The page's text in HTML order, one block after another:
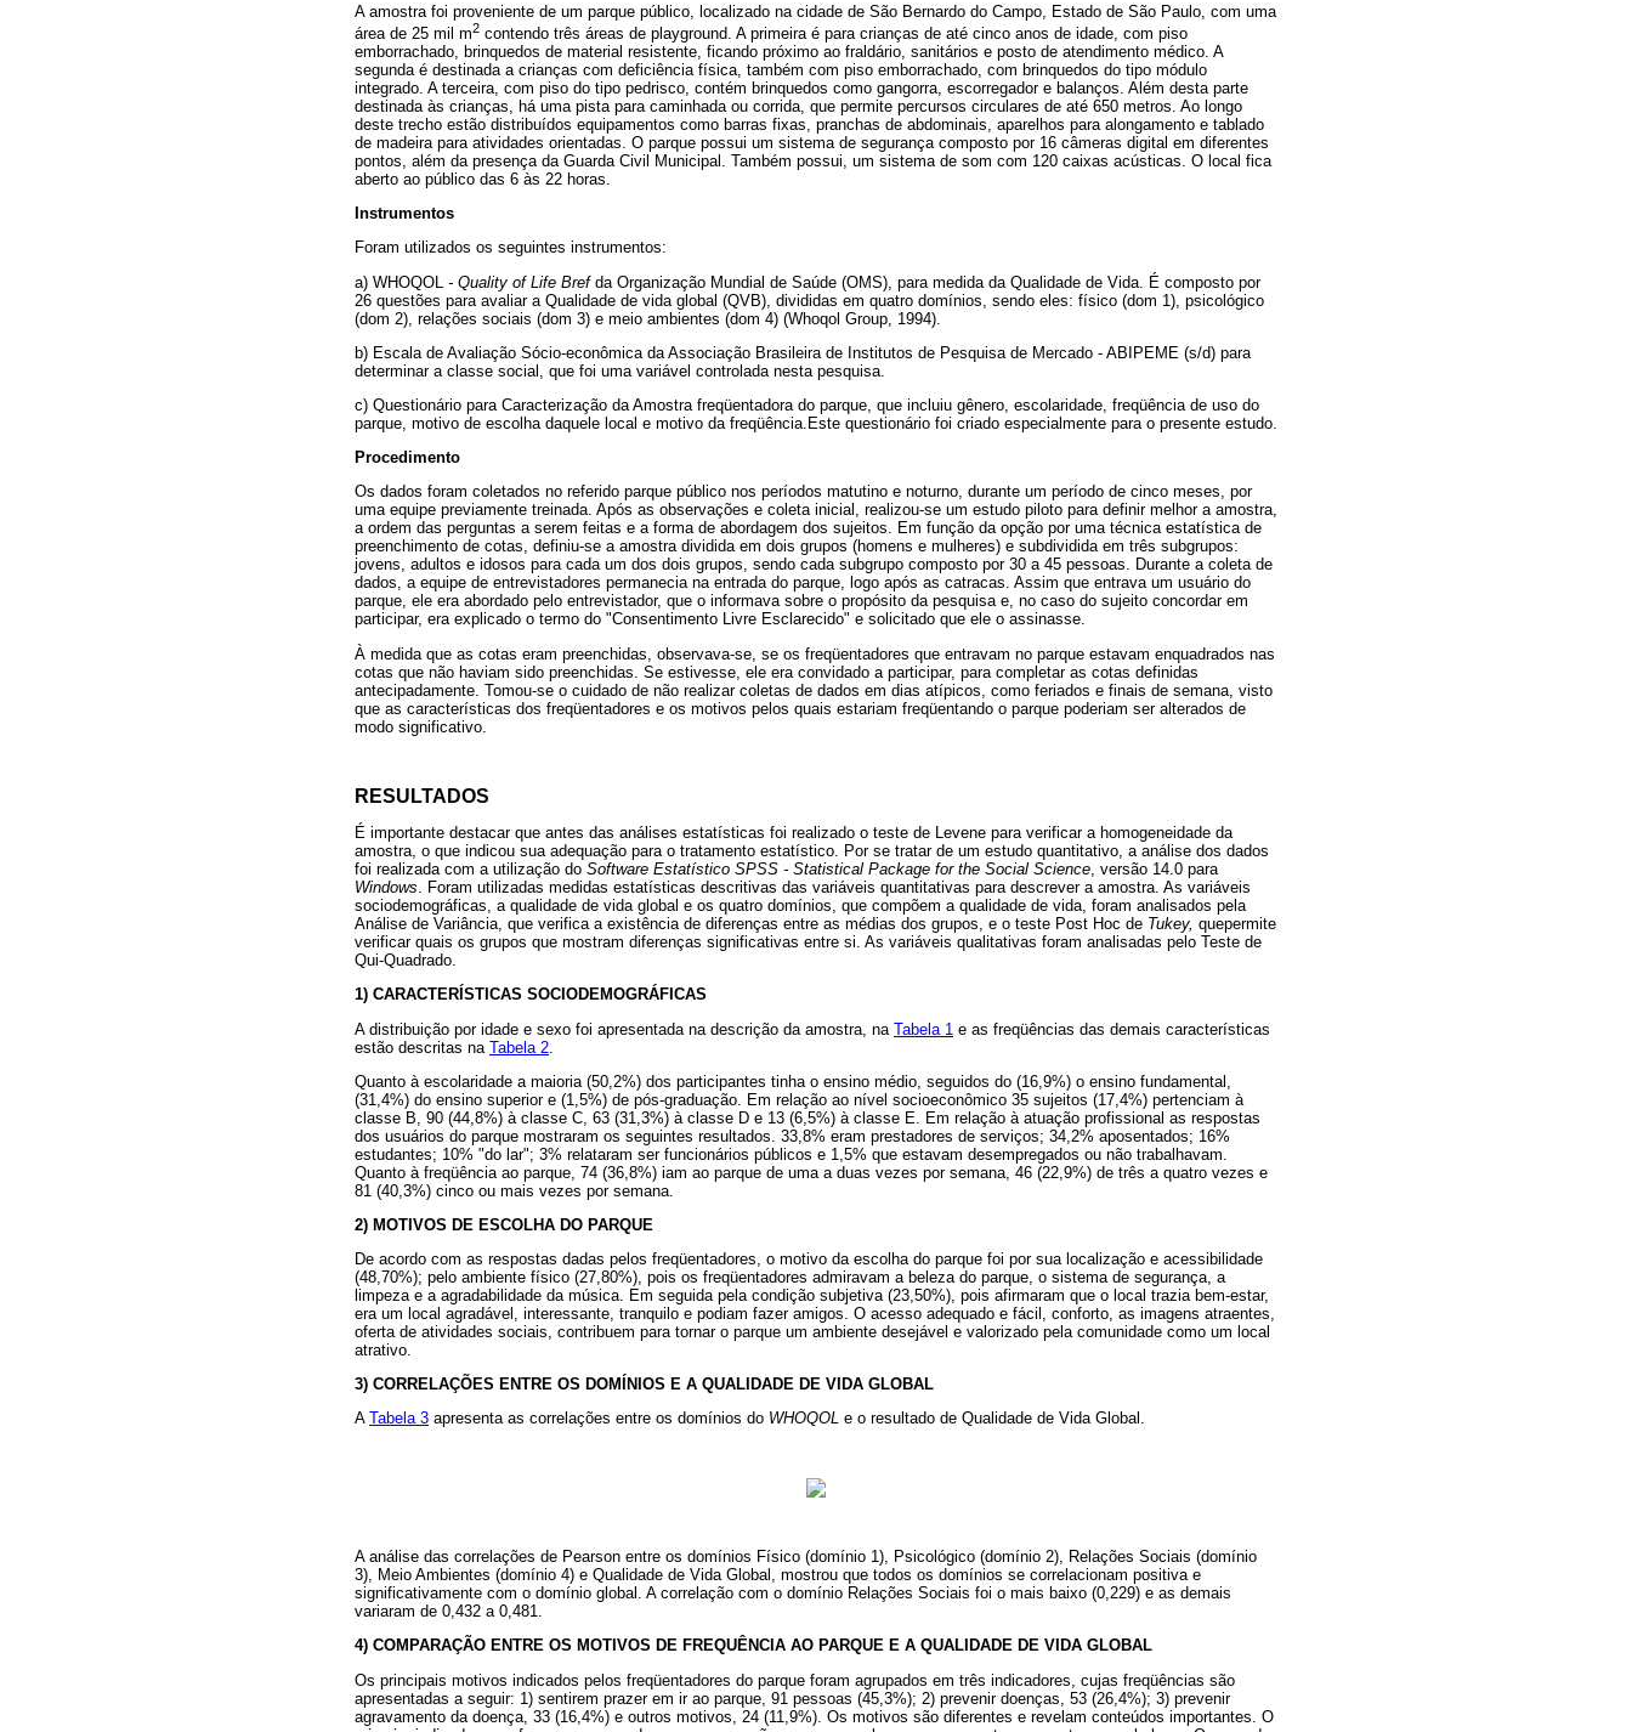
A amostra foi proveniente de um parque público, localizado na cidade de São Bernardo do Campo, Estado de São Paulo, com uma
área de 25 mil m2 contendo três áreas de playground. A primeira é para crianças de até cinco anos de idade, com piso
emborrachado, brinquedos de material resistente, ficando próximo ao fraldário, sanitários e posto de atendimento médico. A
segunda é destinada a crianças com deficiência física, também com piso emborrachado, com brinquedos do tipo módulo
integrado. A terceira, com piso do tipo pedrisco, contém brinquedos como gangorra, escorregador e balanços. Além desta parte
destinada às crianças, há uma pista para caminhada ou corrida, que permite percursos circulares de até 650 metros. Ao longo
deste trecho estão distribuídos equipamentos como barras fixas, pranchas de abdominais, aparelhos para alongamento e tablado
de madeira para atividades orientadas. O parque possui um sistema de segurança composto por 16 câmeras digital em diferentes
pontos, além da presença da Guarda Civil Municipal. Também possui, um sistema de som com 120 caixas acústicas. O local fica
aberto ao público das 6 às 22 horas.
Instrumentos
Foram utilizados os seguintes instrumentos:
a) WHOQOL - Quality of Life Brefda Organização Mundial de Saúde (OMS), para medida da Qualidade de Vida. É composto por
26 questões para avaliar a Qualidade de vida global (QVB), divididas em quatro domínios, sendo eles: físico (dom 1), psicológico
(dom 2), relações sociais (dom 3) e meio ambientes (dom 4) (Whoqol Group, 1994).
b) Escala de Avaliação Sócio-econômica da Associação Brasileira de Institutos de Pesquisa de Mercado - ABIPEME (s/d) para
determinar a classe social, que foi uma variável controlada nesta pesquisa.
c) Questionário para Caracterização da Amostra freqüentadora do parque, que incluiu gênero, escolaridade, freqüência de uso do
parque, motivo de escolha daquele local e motivo da freqüência.Este questionário foi criado especialmente para o presente estudo.
Procedimento
Os dados foram coletados no referido parque público nos períodos matutino e noturno, durante um período de cinco meses, por
uma equipe previamente treinada. Após as observações e coleta inicial, realizou-se um estudo piloto para definir melhor a amostra,
a ordem das perguntas a serem feitas e a forma de abordagem dos sujeitos. Em função da opção por uma técnica estatística de
preenchimento de cotas, definiu-se a amostra dividida em dois grupos (homens e mulheres) e subdividida em três subgrupos:
jovens, adultos e idosos para cada um dos dois grupos, sendo cada subgrupo composto por 30 a 45 pessoas. Durante a coleta de
dados, a equipe de entrevistadores permanecia na entrada do parque, logo após as catracas. Assim que entrava um usuário do
parque, ele era abordado pelo entrevistador, que o informava sobre o propósito da pesquisa e, no caso do sujeito concordar em
participar, era explicado o termo do "Consentimento Livre Esclarecido" e solicitado que ele o assinasse.
À medida que as cotas eram preenchidas, observava-se, se os freqüentadores que entravam no parque estavam enquadrados nas
cotas que não haviam sido preenchidas. Se estivesse, ele era convidado a participar, para completar as cotas definidas
antecipadamente. Tomou-se o cuidado de não realizar coletas de dados em dias atípicos, como feriados e finais de semana, visto
que as características dos freqüentadores e os motivos pelos quais estariam freqüentando o parque poderiam ser alterados de
modo significativo.
RESULTADOS
É importante destacar que antes das análises estatísticas foi realizado o teste de Levene para verificar a homogeneidade da
amostra, o que indicou sua adequação para o tratamento estatístico. Por se tratar de um estudo quantitativo, a análise dos dados
foi realizada com a utilização do Software Estatístico SPSS - Statistical Package for the Social Science, versão 14.0 para
Windows. Foram utilizadas medidas estatísticas descritivas das variáveis quantitativas para descrever a amostra. As variáveis
sociodemográficas, a qualidade de vida global e os quatro domínios, que compõem a qualidade de vida, foram analisados pela
Análise de Variância, que verifica a existência de diferenças entre as médias dos grupos, e o teste Post Hoc de Tukey, quepermite
verificar quais os grupos que mostram diferenças significativas entre si. As variáveis qualitativas foram analisadas pelo Teste de
Qui-Quadrado.
1) CARACTERÍSTICAS SOCIODEMOGRÁFICAS
A distribuição por idade e sexo foi apresentada na descrição da amostra, na Tabela 1 e as freqüências das demais características
estão descritas na Tabela 2
Quanto à escolaridade a maioria (50,2%) dos participantes tinha o ensino médio, seguidos do (16,9%) o ensino fundamental,
(31,4%) do ensino superior e (1,5%) de pós-graduação. Em relação ao nível socioeconômico 35 sujeitos (17,4%) pertenciam à
classe B, 90 (44,8%) à classe C, 63 (31,3%) à classe D e 13 (6,5%) à classe E. Em relação à atuação profissional as respostas
dos usuários do parque mostraram os seguintes resultados. 33,8% eram prestadores de serviços; 34,2% aposentados; 16%
estudantes; 10% "do lar"; 3% relataram ser funcionários públicos e 1,5% que estavam desempregados ou não trabalhavam.
Quanto à freqüência ao parque, 74 (36,8%) iam ao parque de uma a duas vezes por semana, 46 (22,9%) de três a quatro vezes e
81 (40,3%) cinco ou mais vezes por semana.
2) MOTIVOS DE ESCOLHA DO PARQUE
De acordo com as respostas dadas pelos freqüentadores, o motivo da escolha do parque foi por sua localização e acessibilidade
(48,70%); pelo ambiente físico (27,80%), pois os freqüentadores admiravam a beleza do parque, o sistema de segurança, a
limpeza e a agradabilidade da música. Em seguida pela condição subjetiva (23,50%), pois afirmaram que o local trazia bem-estar,
era um local agradável, interessante, tranquilo e podiam fazer amigos. O acesso adequado e fácil, conforto, as imagens atraentes,
oferta de atividades sociais, contribuem para tornar o parque um ambiente desejável e valorizado pela comunidade como um local
atrativo.
3) CORRELAÇÕES ENTRE OS DOMÍNIOS E A QUALIDADE DE VIDA GLOBAL
A Tabela 3 apresenta as correlações entre os domínios do WHOQOL e o resultado de Qualidade de Vida Global.
A análise das correlações de Pearson entre os domínios Físico (domínio 1), Psicológico (domínio 2), Relações Sociais (domínio
3), Meio Ambientes (domínio 4) e Qualidade de Vida Global, mostrou que todos os domínios se correlacionam positiva e
significativamente com o domínio global. A correlação com o domínio Relações Sociais foi o mais baixo (0,229) e as demais
variaram de 0,432 a 0,481.
4) COMPARAÇÃO ENTRE OS MOTIVOS DE FREQUÊNCIA AO PARQUE E A QUALIDADE DE VIDA GLOBAL
Os principais motivos indicados pelos freqüentadores do parque foram agrupados em três indicadores, cujas freqüências são
apresentadas a seguir: 1) sentirem prazer em ir ao parque, 91 pessoas (45,3%); 2) prevenir doenças, 53 (26,4%); 3) prevenir
agravamento da doença, 33 (16,4%) e outros motivos, 24 (11,9%). Os motivos são diferentes e revelam conteúdos importantes. O